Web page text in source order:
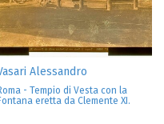
Alessandro
- Tempio di Vesta con la
eretta da Clemente XI.